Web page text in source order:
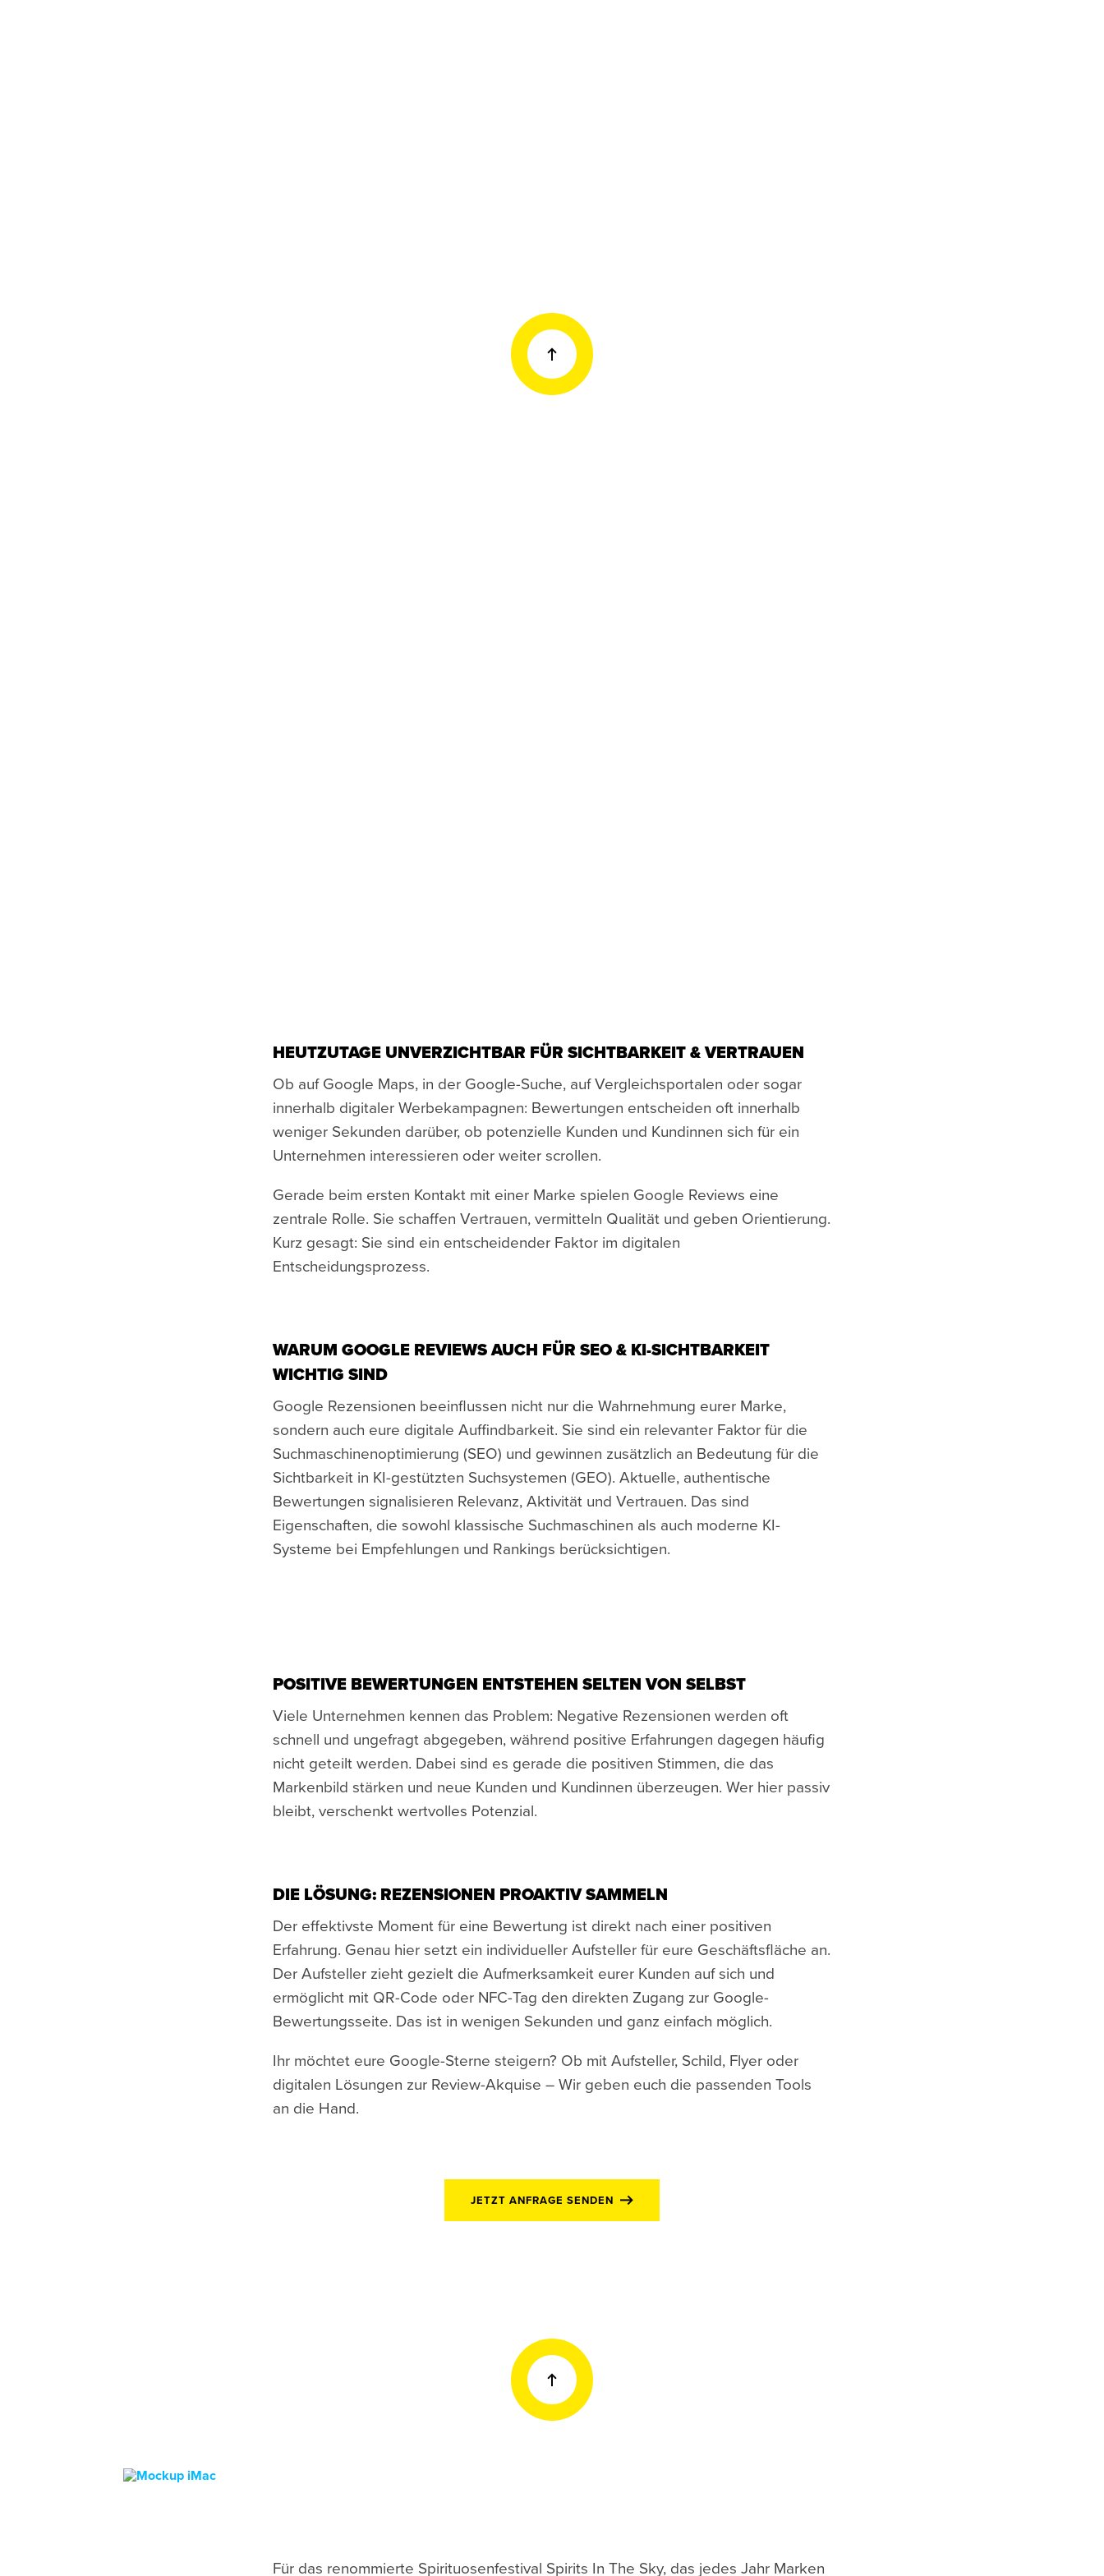
HEUTZUTAGE UNVERZICHTBAR FÜR SICHTBARKEIT & VERTRAUEN
Ob auf Google Maps, in der Google-Suche, auf Vergleichsportalen oder sogar
innerhalb digitaler Werbekampagnen: Bewertungen entscheiden oft innerhalb
weniger Sekunden darüber, ob potenzielle Kunden und Kundinnen sich für ein
Unternehmen interessieren oder weiter scrollen.
Gerade beim ersten Kontakt mit einer Marke spielen Google Reviews eine
zentrale Rolle. Sie schaffen Vertrauen, vermitteln Qualität und geben Orientierung.
Kurz gesagt: Sie sind ein entscheidender Faktor im digitalen
Entscheidungsprozess.
WARUM GOOGLE REVIEWS AUCH FÜR SEO & KI-SICHTBARKEIT
WICHTIG SIND
Google Rezensionen beeinflussen nicht nur die Wahrnehmung eurer Marke,
sondern auch eure digitale Auffindbarkeit. Sie sind ein relevanter Faktor für die
Suchmaschinenoptimierung (SEO) und gewinnen zusätzlich an Bedeutung für die
Sichtbarkeit in KI-gestützten Suchsystemen (GEO). Aktuelle, authentische
Bewertungen signalisieren Relevanz, Aktivität und Vertrauen. Das sind
Eigenschaften, die sowohl klassische Suchmaschinen als auch moderne KI-
Systeme bei Empfehlungen und Rankings berücksichtigen.
POSITIVE BEWERTUNGEN ENTSTEHEN SELTEN VON SELBST
Viele Unternehmen kennen das Problem: Negative Rezensionen werden oft
schnell und ungefragt abgegeben, während positive Erfahrungen dagegen häufig
nicht geteilt werden. Dabei sind es gerade die positiven Stimmen, die das
Markenbild stärken und neue Kunden und Kundinnen überzeugen. Wer hier passiv
bleibt, verschenkt wertvolles Potenzial.
DIE LÖSUNG: REZENSIONEN PROAKTIV SAMMELN
Der effektivste Moment für eine Bewertung ist direkt nach einer positiven
Erfahrung. Genau hier setzt ein individueller Aufsteller für eure Geschäftsfläche an.
Der Aufsteller zieht gezielt die Aufmerksamkeit eurer Kunden auf sich und
ermöglicht mit QR-Code oder NFC-Tag den direkten Zugang zur Google-
Bewertungsseite. Das ist in wenigen Sekunden und ganz einfach möglich.
Ihr möchtet eure Google-Sterne steigern? Ob mit Aufsteller, Schild, Flyer oder
digitalen Lösungen zur Review-Akquise – Wir geben euch die passenden Tools
an die Hand.
JETZT ANFRAGE SENDEN
Für das renommierte Spirituosenfestival Spirits In The Sky, das jedes Jahr Marken